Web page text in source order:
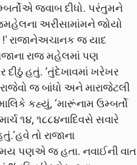
જવાબ દીધો. પરંતુમને
અરીસામાંમને જોયો
!' રાજાનેઅચાનક જ યાદ
રાજ મહેલમાં પણ
દીઠું હતું. ‘તુંદેખાવમાં ખરેખર
જ બાંધો અને મારાજેટલી
કહ્યું, ‘મારૂંનામ ઉમ્બર્તો
૧૪, ૧૮૮૪નાદિવસે સવારે
તો રાજાના
પણએ જ હતા. નવાઈની વાત